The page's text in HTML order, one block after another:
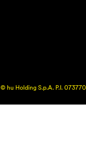
© hu Holding S.p.A. P.I.